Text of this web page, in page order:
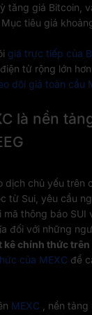
tăng giá Bitcoin,
tiêu giá
giá trực tiếp của
tử rộng lớn
dõi giá toàn cầu
là nền
dịch chủ yếu
từ Sui, yêu cầu
thông báo SUI
đối với những
chính thức trên
của MEXC để
MEXC
, nền